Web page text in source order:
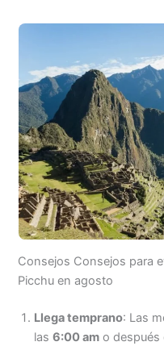
Consejos Consejos para
Picchu en agosto
Llega temprano: Las
las6:00 am o después